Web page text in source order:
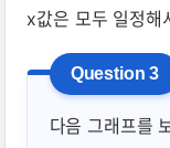
x값은 모두 일정
다음 그래프를